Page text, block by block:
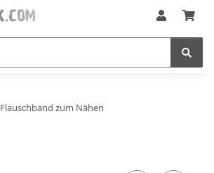
Flauschband zum Nähen